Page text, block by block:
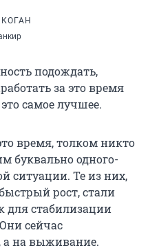
подождать,
за это время
самое лучшее.
время, толком никто
буквально одного-
ситуации. Те из них,
рост, стали
для стабилизации
сейчас
а на выживание.